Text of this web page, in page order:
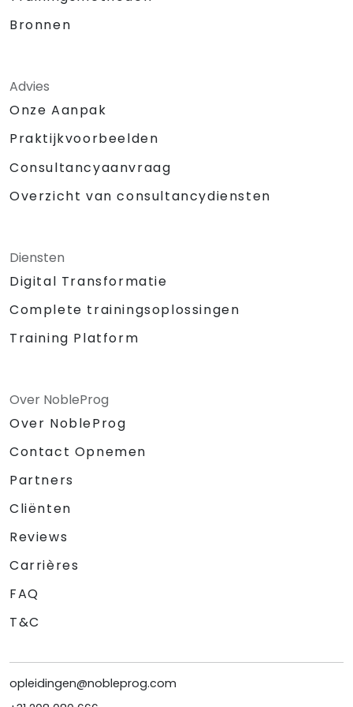
Bronnen
Advies
Onze Aanpak
Praktijkvoorbeelden
Consultancyaanvraag
Overzicht van consultancydiensten
Diensten
Digital Transformatie
Complete trainingsoplossingen
Training Platform
Over NobleProg
Over NobleProg
Contact Opnemen
Partners
Cliënten
Reviews
Carrières
FAQ
T&C
opleidingen@nobleprog.com